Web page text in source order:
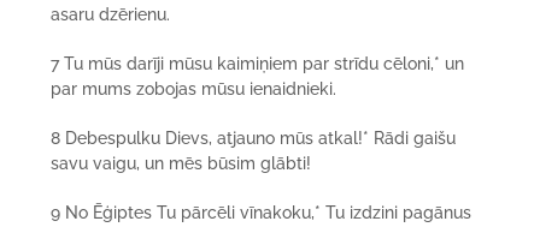
asaru dzērienu.
7 Tu mūs darīji mūsu kaimiņiem par strīdu cēloni,* un
par mums zobojas mūsu ienaidnieki.
8 Debespulku Dievs, atjauno mūs atkal!* Rādi gaišu
savu vaigu, un mēs būsim glābti!
9 No Ēģiptes Tu pārcēli vīnakoku,* Tu izdzini pagānus